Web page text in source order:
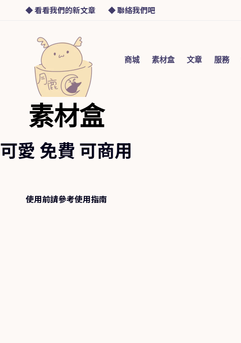
◆ 看看我們的新文章 ◆ 聯絡我們吧
商城 素材盒​ 文章 服務
素材盒
可愛 免費 可商用
使用前請參考使用指南